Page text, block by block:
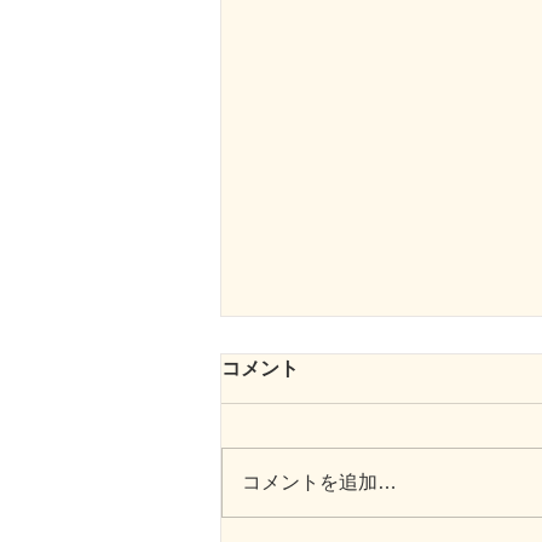
いい🍓の日
コメント
コメントを追加…